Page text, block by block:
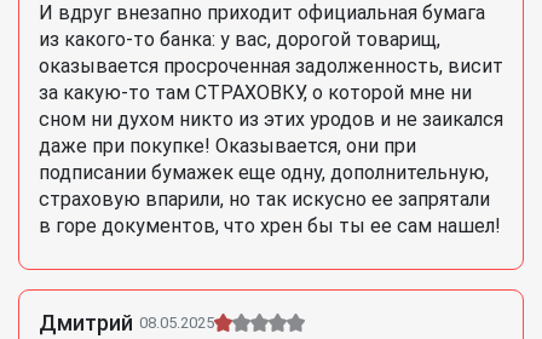
И вдруг внезапно приходит официальная бумага
из какого-то банка: у вас, дорогой товарищ,
оказывается просроченная задолженность, висит
за какую-то там СТРАХОВКУ, о которой мне ни
сном ни духом никто из этих уродов и не заикался
даже при покупке! Оказывается, они при
подписании бумажек еще одну, дополнительную,
страховую впарили, но так искусно ее запрятали
в горе документов, что хрен бы ты ее сам нашел!
Дмитрий 08.05.2025